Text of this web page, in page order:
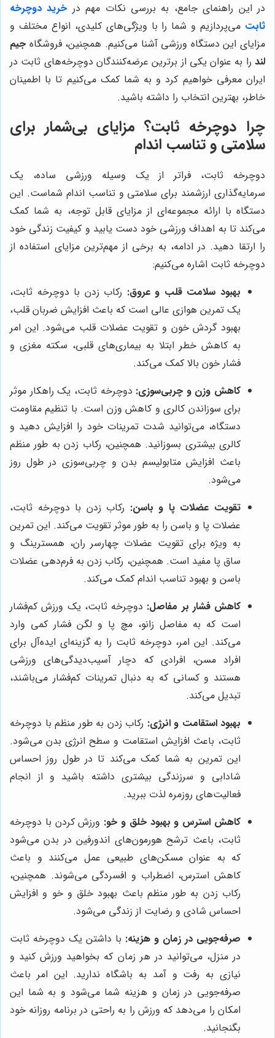
در این راهنمای جامع، به بررسی نکات مهم در خرید دوچرخه
ثابت می‌پردازیم و شما را با ویژگی‌های کلیدی، انواع مختلف و
مزایای این دستگاه ورزشی آشنا می‌کنیم. همچنین، فروشگاه جیم
لند را به عنوان یکی از برترین عرضه‌کنندگان دوچرخه‌های ثابت در
ایران معرفی خواهیم کرد و به شما کمک می‌کنیم تا با اطمینان
خاطر، بهترین انتخاب را داشته باشید.
چرا دوچرخه ثابت؟ مزایای بی‌شمار برای
سلامتی و تناسب اندام
دوچرخه ثابت، فراتر از یک وسیله ورزشی ساده، یک
سرمایه‌گذاری ارزشمند برای سلامتی و تناسب اندام شماست. این
دستگاه با ارائه مجموعه‌ای از مزایای قابل توجه، به شما کمک
می‌کند تا به اهداف ورزشی خود دست یابید و کیفیت زندگی خود
را ارتقا دهید. در ادامه، به برخی از مهم‌ترین مزایای استفاده از
دوچرخه ثابت اشاره می‌کنیم:
بهبود سلامت قلب و عروق: رکاب زدن با دوچرخه ثابت،
یک تمرین هوازی عالی است که باعث افزایش ضربان قلب،
بهبود گردش خون و تقویت عضلات قلب می‌شود. این امر
به کاهش خطر ابتلا به بیماری‌های قلبی، سکته مغزی و
فشار خون بالا کمک می‌کند.
کاهش وزن و چربی‌سوزی: دوچرخه ثابت، یک راهکار موثر
برای سوزاندن کالری و کاهش وزن است. با تنظیم مقاومت
دستگاه، می‌توانید شدت تمرینات خود را افزایش دهید و
کالری بیشتری بسوزانید. همچنین، رکاب زدن به طور منظم
باعث افزایش متابولیسم بدن و چربی‌سوزی در طول روز
می‌شود.
تقویت عضلات پا و باسن: رکاب زدن با دوچرخه ثابت،
عضلات پا و باسن را به طور موثر تقویت می‌کند. این تمرین
به ویژه برای تقویت عضلات چهارسر ران، همسترینگ و
ساق پا مفید است. همچنین، رکاب زدن به فرم‌دهی عضلات
باسن و بهبود تناسب اندام کمک می‌کند.
کاهش فشار بر مفاصل: دوچرخه ثابت، یک ورزش کم‌فشار
است که به مفاصل زانو، مچ پا و لگن فشار کمی وارد
می‌کند. این امر، دوچرخه ثابت را به گزینه‌ای ایده‌آل برای
افراد مسن، افرادی که دچار آسیب‌دیدگی‌های ورزشی
هستند و کسانی که به دنبال تمرینات کم‌فشار می‌باشند،
تبدیل می‌کند.
بهبود استقامت و انرژی: رکاب زدن به طور منظم با دوچرخه
ثابت، باعث افزایش استقامت و سطح انرژی بدن می‌شود.
این تمرین به شما کمک می‌کند تا در طول روز احساس
شادابی و سرزندگی بیشتری داشته باشید و از انجام
فعالیت‌های روزمره لذت ببرید.
کاهش استرس و بهبود خلق و خو: ورزش کردن با دوچرخه
ثابت، باعث ترشح هورمون‌های اندورفین در بدن می‌شود
که به عنوان مسکن‌های طبیعی عمل می‌کنند و باعث
کاهش استرس، اضطراب و افسردگی می‌شوند. همچنین،
رکاب زدن به طور منظم باعث بهبود خلق و خو و افزایش
احساس شادی و رضایت از زندگی می‌شود.
صرفه‌جویی در زمان و هزینه: با داشتن یک دوچرخه ثابت
در منزل، می‌توانید در هر زمان که بخواهید ورزش کنید و
نیازی به رفت و آمد به باشگاه ندارید. این امر باعث
صرفه‌جویی در زمان و هزینه شما می‌شود و به شما این
امکان را می‌دهد که ورزش را به راحتی در برنامه روزانه خود
بگنجانید.